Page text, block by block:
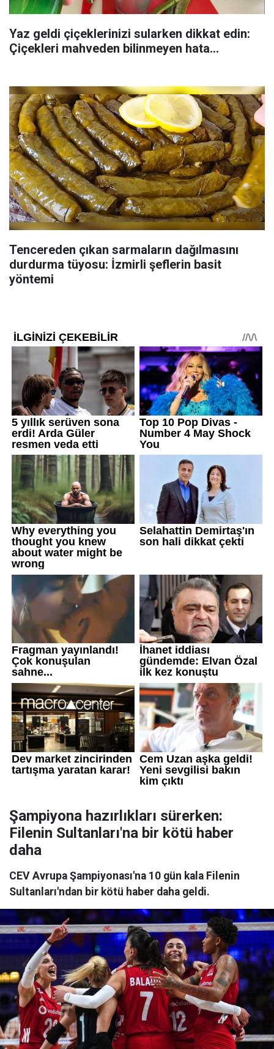
Yaz geldi çiçeklerinizi sularken dikkat edin:
Çiçekleri mahveden bilinmeyen hata...
Tencereden çıkan sarmaların dağılmasını
durdurma tüyosu: İzmirli şeflerin basit
yöntemi
Şampiyona hazırlıkları sürerken:
Filenin Sultanları'na bir kötü haber
daha
CEV Avrupa Şampiyonası'na 10 gün kala Filenin
Sultanları'ndan bir kötü haber daha geldi.